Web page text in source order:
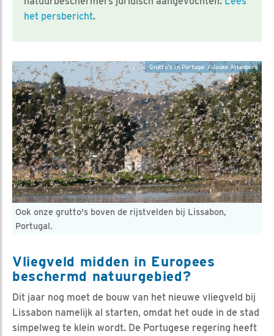
het persbericht.
Ook onze grutto's boven de rijstvelden bij Lissabon,
Portugal.
Grutto's in Portugal / Jouke Altenburg
Vliegveld midden in Europees
beschermd natuurgebied?
Dit jaar nog moet de bouw van het nieuwe vliegveld bij
Lissabon namelijk al starten, omdat het oude in de stad
simpelweg te klein wordt. De Portugese regering heeft